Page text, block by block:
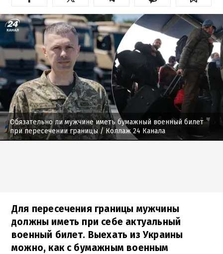
Обязательно ли мужчине иметь бумажный военный билет
при пересечении границы/ Коллаж 24 Канала
Для пересечения границы мужчины
должны иметь при себе актуальный
военный билет. Выехать из Украины
можно, как с бумажным военным